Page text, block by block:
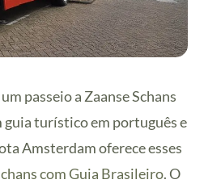
passeio a Zaanse Schans
guia turístico em português e
Amsterdam oferece esses
com Guia Brasileiro. O